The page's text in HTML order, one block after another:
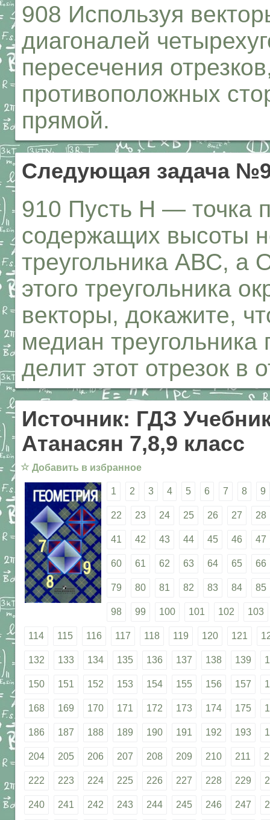
908 Используя
диагоналей
пересечения
противоположных
прямой.
Следующая задача
910 Пусть Н — точка
содержащих высоты
треугольника АВС, а
этого треугольника
векторы, докажите,
медиан
делит этот отрезок в
Источник: ГДЗ
Атанасян 7,8,9 класс
☆ Добавить в избранное
1 2 3 4 5 6 7 8 9
22 23 24 25 26 27 28
41 42 43 44 45 46 47
60 61 62 63 64 65 66
79 80 81 82 83 84 85
98 99 100 101 102 103
114 115 116 117 118 119 120 121
132 133 134 135 136 137 138 139
150 151 152 153 154 155 156 157
168 169 170 171 172 173 174 175
186 187 188 189 190 191 192 193
204 205 206 207 208 209 210 211
222 223 224 225 226 227 228 229
240 241 242 243 244 245 246 247